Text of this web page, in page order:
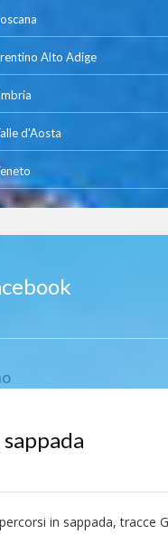
Alto Adige
d'Aosta
in sappada, tracce